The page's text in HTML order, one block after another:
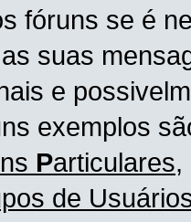
fóruns se é
suas
e
exemplos
Particulares,
de